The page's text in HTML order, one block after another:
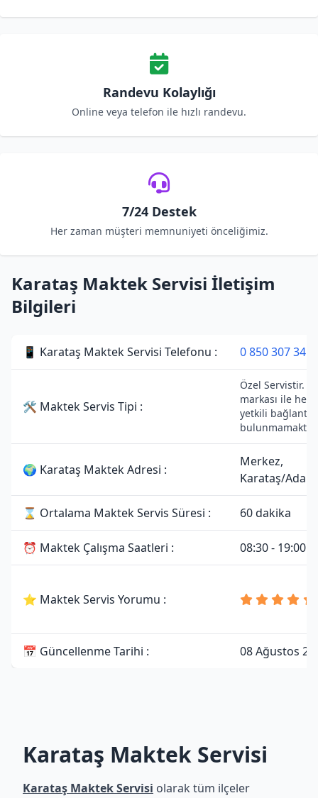
Randevu Kolaylığı
Online veya telefon ile hızlı randevu.
7/24 Destek
Her zaman müşteri memnuniyeti önceliğimiz.
Karataş Maktek Servisi İletişim
Bilgileri
📱 Karataş Maktek Servisi Telefonu : 0 850 307 34
🛠 Maktek Servis Tipi :
Özel Servistir.
markası ile
yetkili bağlantısı
🌍 Karataş Maktek Adresi :
Merkez,
Karataş/
⌛ Ortalama Maktek Servis Süresi : 60 dakika
⏰ Maktek Çalışma Saatleri : 08:30 - 19:00
⭐ Maktek Servis Yorumu :
📅 Güncellenme Tarihi : 08 Ağustos
Karataş Maktek Servisi
Karataş Maktek Servisi olarak tüm ilçeler